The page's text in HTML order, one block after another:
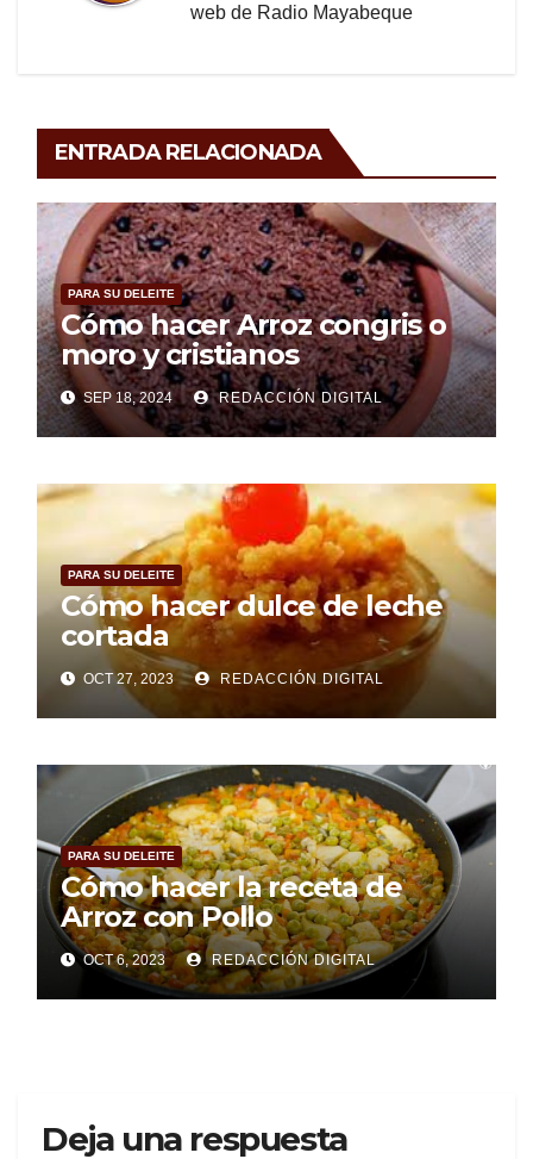
web de Radio Mayabeque
ENTRADA RELACIONADA
PARA SU DELEITE
Cómo hacer Arroz congris o
moro y cristianos
SEP 18, 2024 REDACCIÓN DIGITAL
PARA SU DELEITE
Cómo hacer dulce de leche
cortada
OCT 27, 2023 REDACCIÓN DIGITAL
PARA SU DELEITE
Cómo hacer la receta de
Arroz con Pollo
OCT 6, 2023 REDACCIÓN DIGITAL
Deja una respuesta